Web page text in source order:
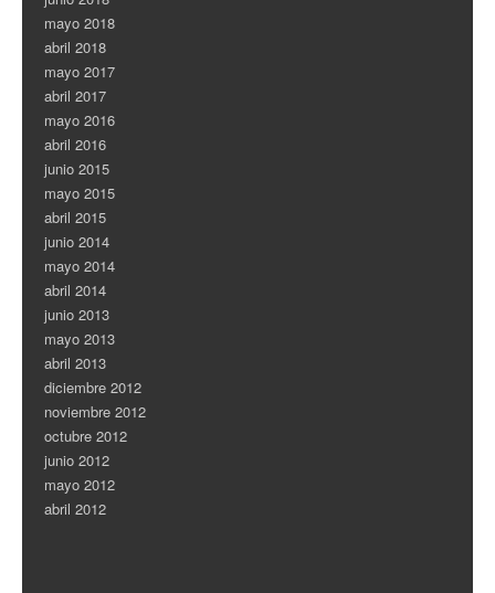
mayo 2018
abril 2018
mayo 2017
abril 2017
mayo 2016
abril 2016
junio 2015
mayo 2015
abril 2015
junio 2014
mayo 2014
abril 2014
junio 2013
mayo 2013
abril 2013
diciembre 2012
noviembre 2012
octubre 2012
junio 2012
mayo 2012
abril 2012